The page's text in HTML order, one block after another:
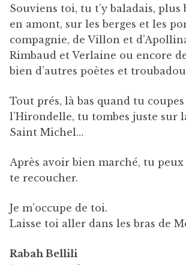
Souviens toi, tu t’y baladais, plus
en amont, sur les berges et les
compagnie, de Villon et
Rimbaud et Verlaine ou encore
bien d’autres poètes et
Tout prés, là bas quand tu
l’Hirondelle, tu tombes juste sur
Saint Michel…
Après avoir bien marché, tu
te recoucher.
Je m’occupe de toi.
Laisse toi aller dans les bras de
Rabah Bellili